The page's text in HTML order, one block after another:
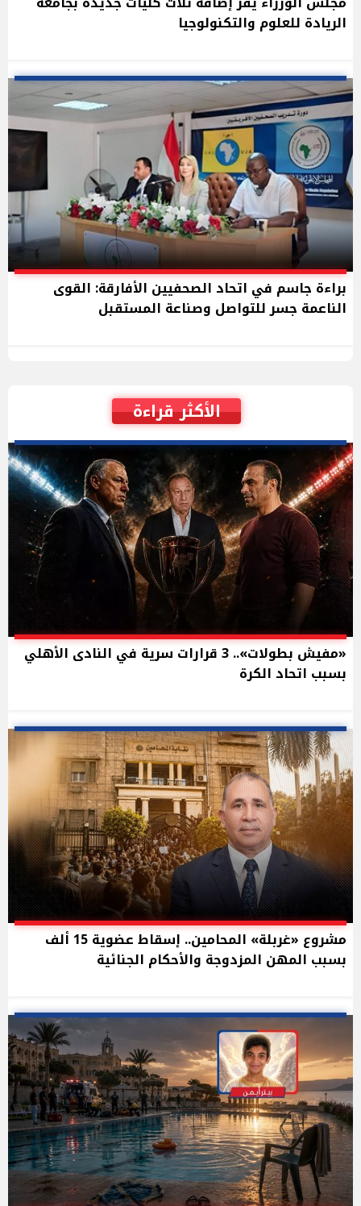
الريادة للعلوم والتكنولوجيا
براءة جاسم في اتحاد الصحفيين الأفارقة: القوى
الناعمة جسر للتواصل وصناعة المستقبل
الأكثر قراءة
«مفيش بطولات».. 3 قرارات سرية في النادى الأهلي
بسبب اتحاد الكرة
مشروع «غربلة» المحامين.. إسقاط عضوية 15 ألف
بسبب المهن المزدوجة والأحكام الجنائية